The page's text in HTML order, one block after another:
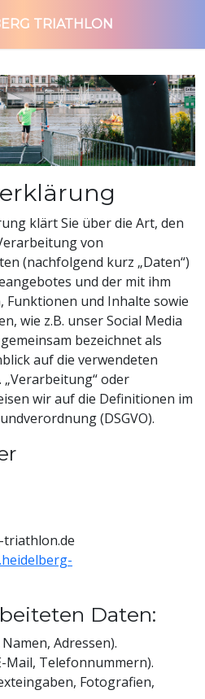
TRIATHLON
klärt Sie über die Art, den
von
(nachfolgend kurz „Daten“)
und der mit ihm
Funktionen und Inhalte sowie
wie z.B. unser Social Media
bezeichnet als
auf die verwendeten
oder
wir auf die Definitionen im
(DSGVO).
triathlon.de
Daten:
Adressen).
Mail, Telefonnummern).
Fotografien,